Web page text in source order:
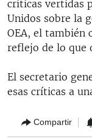
criticas vertidas
Unidos sobre la
OEA, el también
reflejo de lo que
El secretario
esas críticas a
Compartir